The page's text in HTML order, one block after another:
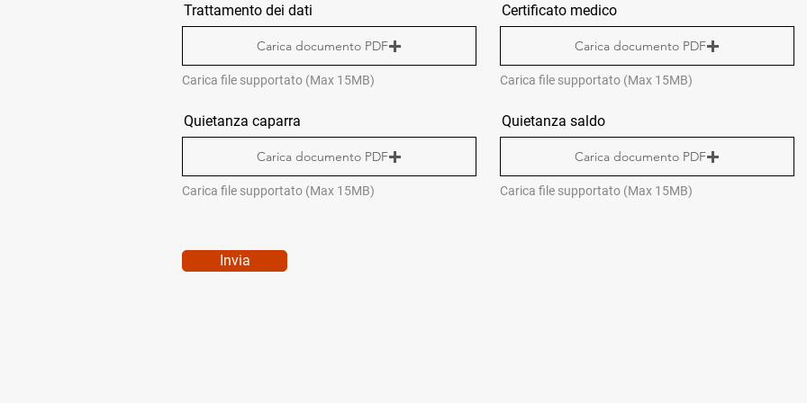
Trattamento dei dati
Carica documento PDF
Carica file supportato (Max 15MB)
Certificato medico
Carica documento PDF
Carica file supportato (Max 15MB)
Quietanza caparra
Carica documento PDF
Carica file supportato (Max 15MB)
Quietanza saldo
Carica documento PDF
Carica file supportato (Max 15MB)
Invia